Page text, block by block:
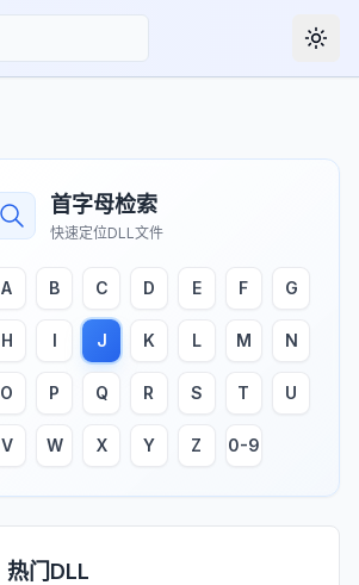
首字母检索
快速定位DLL文件
A B C D E F G
H I J K L M N
O P Q R S T U
V W X Y Z 0-9
热门DLL